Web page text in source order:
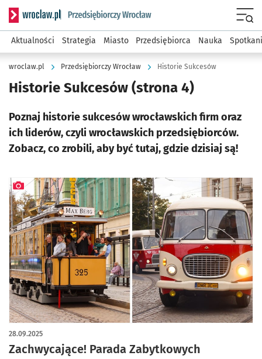
Serwis informacyjny wroclaw.pl podserwis: Strategia
Aktualności Strategia Miasto Przedsiębiorca Nauka
wroclaw.pl Przedsiębiorczy Wrocław Historie Sukcesów
Historie Sukcesów (strona 4)
Poznaj historie sukcesów wrocławskich firm oraz
ich liderów, czyli wrocławskich przedsiębiorców.
Zobacz, co zrobili, aby być tutaj, gdzie dzisiaj są!
Zachwycające! Parada Zabytkowych
28.09.2025
artykuł z galerią zdjęć